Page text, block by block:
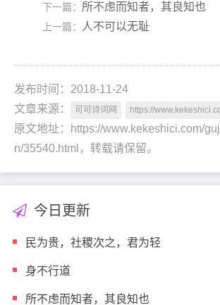
下一篇： 所不虑而知者，其良知也
上一篇： 人不可以无耻
发布时间：2018-11-24
文章来源：
可可诗词网 https://
原文地址：https://www.kekeshici.com/
n/35540.html，转载请保留。
今日更新
民为贵，社稷次之，君为轻
身不行道
所不虑而知者，其良知也